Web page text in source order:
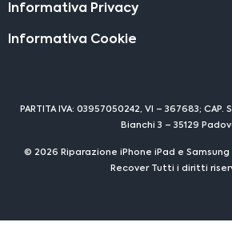
Informativa Privacy
Informativa Cookie
PARTITA IVA: 03957050242, VI – 367683;
Bianchi 3 – 35129
© 2026 Riparazione iPhone iPad e
Recover Tutti i diritti